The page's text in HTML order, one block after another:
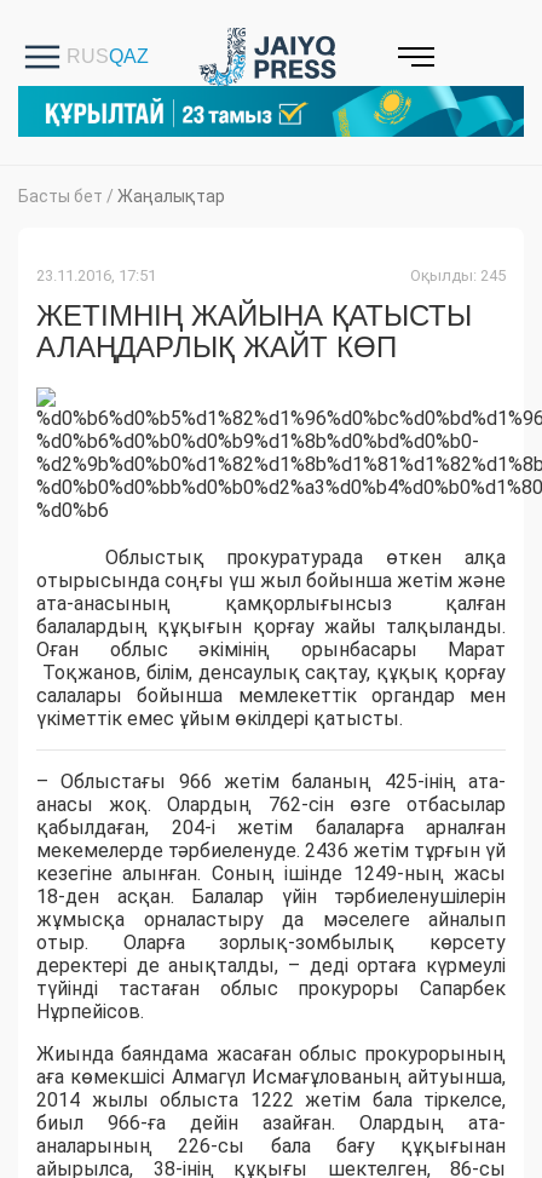
Басты бет / Жаңалықтар
23.11.2016, 17:51 Оқылды: 245
ЖЕТІМНІҢ ЖАЙЫНА ҚАТЫСТЫ
АЛАҢДАРЛЫҚ ЖАЙТ КӨП
Облыстық прокуратурада өткен алқа
отырысында соңғы үш жыл бойынша жетім және
ата-анасының қамқорлығынсыз қалған
балалардың құқығын қорғау жайы талқыланды.
Оған облыс әкімінің орынбасары Марат
Тоқжанов, білім, денсаулық сақтау, құқық қорғау
салалары бойынша мемлекеттік органдар мен
үкіметтік емес ұйым өкілдері қатысты.
– Облыстағы 966 жетім баланың 425-інің ата-
анасы жоқ. Олардың 762-сін өзге отбасылар
қабылдаған, 204-і жетім балаларға арналған
мекемелерде тәрбиеленуде. 2436 жетім тұрғын үй
кезегіне алынған. Соның ішінде 1249-ның жасы
18-ден асқан. Балалар үйін тәрбиеленушілерін
жұмысқа орналастыру да мәселеге айналып
отыр. Оларға зорлық-зомбылық көрсету
деректері де анықталды, – деді ортаға күрмеулі
түйінді тастаған облыс прокуроры Сапарбек
Нұрпейісов.
Жиында баяндама жасаған облыс прокурорының
аға көмекшісі Алмагүл Исмағұлованың айтуынша,
2014 жылы облыста 1222 жетім бала тіркелсе,
биыл 966-ға дейін азайған. Олардың ата-
аналарының 226-сы бала бағу құқығынан
айырылса, 38-інің құқығы шектелген, 86-сы